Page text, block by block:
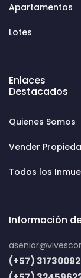
Apartamentos
Lotes
Enlaces
Destacados
Quienes Somos
Vender
Todos los
Información
(+57)